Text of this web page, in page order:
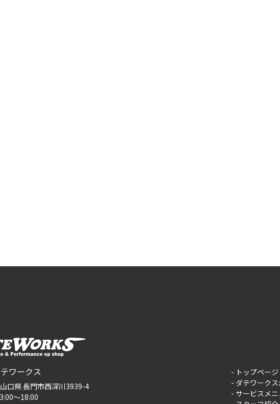
ワークス
口県 長門市西深川3939-4
〜18:00
トップページ
ダテワーク
サービスメ